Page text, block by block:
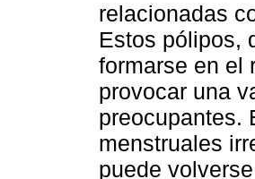
relacionadas
Estos pólipos,
formarse en el
provocar una
preocupantes.
menstruales
puede